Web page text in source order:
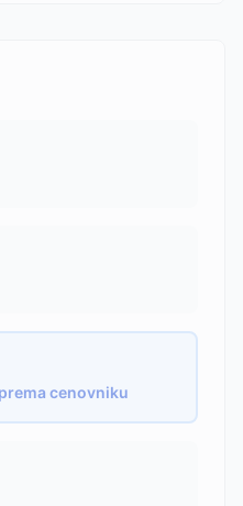
cenovniku